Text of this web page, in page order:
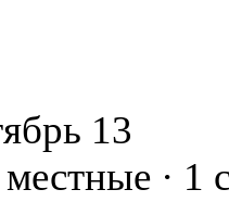
13
· 1